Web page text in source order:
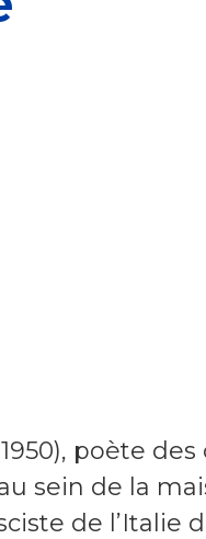
poète
sein de la
de l’Italie